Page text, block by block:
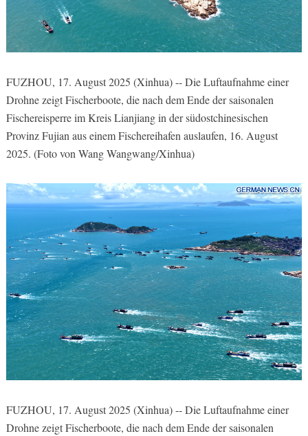
FUZHOU, 17. August 2025 (Xinhua) -- Die Luftaufnahme einer
Drohne zeigt Fischerboote, die nach dem Ende der saisonalen
Fischereisperre im Kreis Lianjiang in der südostchinesischen
Provinz Fujian aus einem Fischereihafen auslaufen, 16. August
2025. (Foto von Wang Wangwang/Xinhua)
FUZHOU, 17. August 2025 (Xinhua) -- Die Luftaufnahme einer
Drohne zeigt Fischerboote, die nach dem Ende der saisonalen